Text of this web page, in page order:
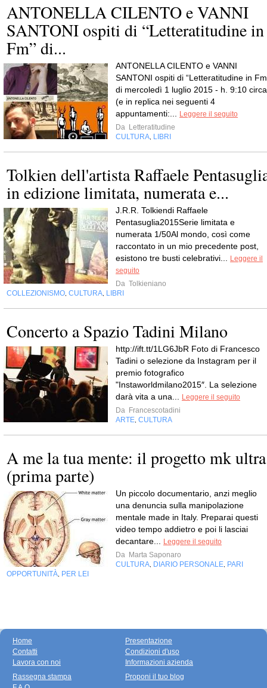
ANTONELLA CILENTO e VANNI
SANTONI ospiti di “Letteratitudine in
Fm” di...
ANTONELLA CILENTO e VANNI
SANTONI ospiti di “Letteratitudine in
di mercoledì 1 luglio 2015 - h. 9:10 circa
(e in replica nei seguenti 4
appuntamenti:...
Leggere il seguito
Da Letteratitudine
CULTURA LIBRI
Tolkien dell'artista Raffaele
in edizione limitata, numerata e...
J.R.R. Tolkiendi Raffaele
Pentasuglia2015Serie limitata e
numerata 1/50Al mondo, così come
raccontato in un mio precedente post,
esistono tre busti celebrativi...
Leggere il
seguito
Da Tolkieniano
COLLEZIONISMO CULTURA LIBRI
Concerto a Spazio Tadini Milano
http://ift.tt/1LG6JbR Foto di Francesco
Tadini o selezione da Instagram per il
premio fotografico
"Instaworldmilano2015″. La selezione
darà vita a una...
Leggere il seguito
Da Francescotadini
ARTE CULTURA
A me la tua mente: il progetto mk ultra
(prima parte)
Un piccolo documentario, anzi meglio
una denuncia sulla manipolazione
mentale made in Italy. Preparai questi
video tempo addietro e poi li lasciai
decantare...
Leggere il seguito
Da Marta Saponaro
CULTURA DIARIO PERSONALE PARI
OPPORTUNITÀ PER LEI
Home
Contatti
Lavora con noi
Presentazione
Condizioni d'uso
Informazioni azienda
Rassegna stampa
Proponi il tuo blog